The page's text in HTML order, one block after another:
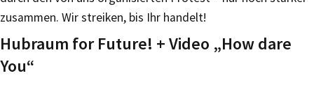
zusammen. Wir streiken, bis Ihr handelt!
Hubraum for Future! + Video „How dare
You“